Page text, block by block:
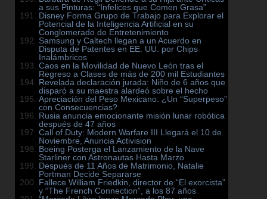
a sus Pinturas: “Infelices que Comen Grasa”
Disney Forma Grupo de Trabajo para Explorar el
Potencial de la Inteligencia Artificial en su
Conglomerado de Entretenimiento
Samsung y Caltech llegan a un Acuerdo en
Disputa de Patentes en EE. UU. por Chips
Inalámbricos
Caos en la Movilidad de Nuevo León tras el
Regreso a Clases de más de 200 mil Estudiantes
Revelada declaración jurada: Niño de 6 años que
disparó a su maestra alardeó sobre el hecho
Apreciación del Peso Mexicano: ¿Un “Superpeso”
con Consecuencias?
Rusia anuncia emocionante misión lunar robótica
después de 47 años
Call of Duty: Modern Warfare III Llegará el 10 de
Noviembre, Anuncia Activision
Boeing Posterga el Lanzamiento de la Nave
Starliner con Astronautas Hasta Marzo
Después de 11 Años de Matrimonio, Natalie
Portman Decide Separarse
Fallece William Friedkin, director de “El exorcista”
y “The French Connection”, a los 87 años